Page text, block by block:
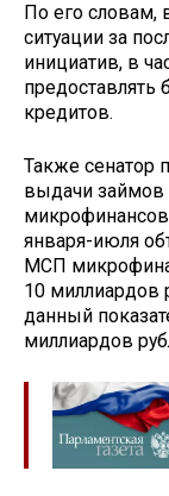
По его словам,
ситуации за
инициатив, в
предоставлять
кредитов.
Также сенатор
выдачи
января-июля
МСП
10 миллиардов
данный
миллиардов